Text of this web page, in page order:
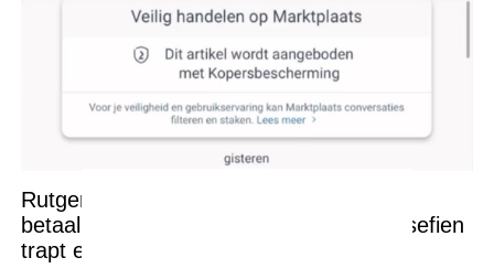
Rutger bedenkt een héél bijzondere
betaalmethode op Marktplaats maar Josefien
trapt er niet in